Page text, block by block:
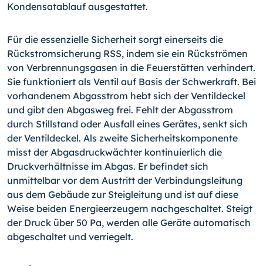
Kondensatablauf ausgestattet.
Für die essenzielle Sicherheit sorgt einerseits die
Rückstromsicherung RSS, indem sie ein Rückströmen
von Verbrennungsgasen in die Feuerstätten verhindert.
Sie funktioniert als Ventil auf Basis der Schwerkraft. Bei
vorhandenem Abgasstrom hebt sich der Ventildeckel
und gibt den Abgasweg frei. Fehlt der Abgasstrom
durch Stillstand oder Ausfall eines Gerätes, senkt sich
der Ventildeckel. Als zweite Sicherheitskomponente
misst der Abgasdruckwächter kontinuierlich die
Druckverhältnisse im Abgas. Er befindet sich
unmittelbar vor dem Austritt der Verbindungsleitung
aus dem Gebäude zur Steigleitung und ist auf diese
Weise beiden Energieerzeugern nachgeschaltet. Steigt
der Druck über 50 Pa, werden alle Geräte automatisch
abgeschaltet und verriegelt.